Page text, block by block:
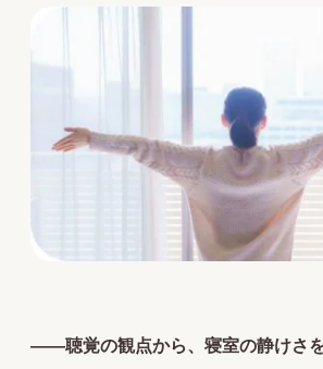
――聴覚の観点から、寝室の静けさ